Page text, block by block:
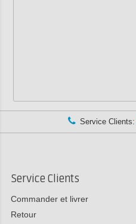
Service Clients:
Service Clients
Commander et livrer
Retour